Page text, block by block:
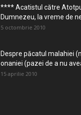
**** Acatistul către
Dumnezeu, la vreme de
5 octombrie 2010
Despre păcatul malahiei
onaniei (pazei de a nu
15 aprilie 2010